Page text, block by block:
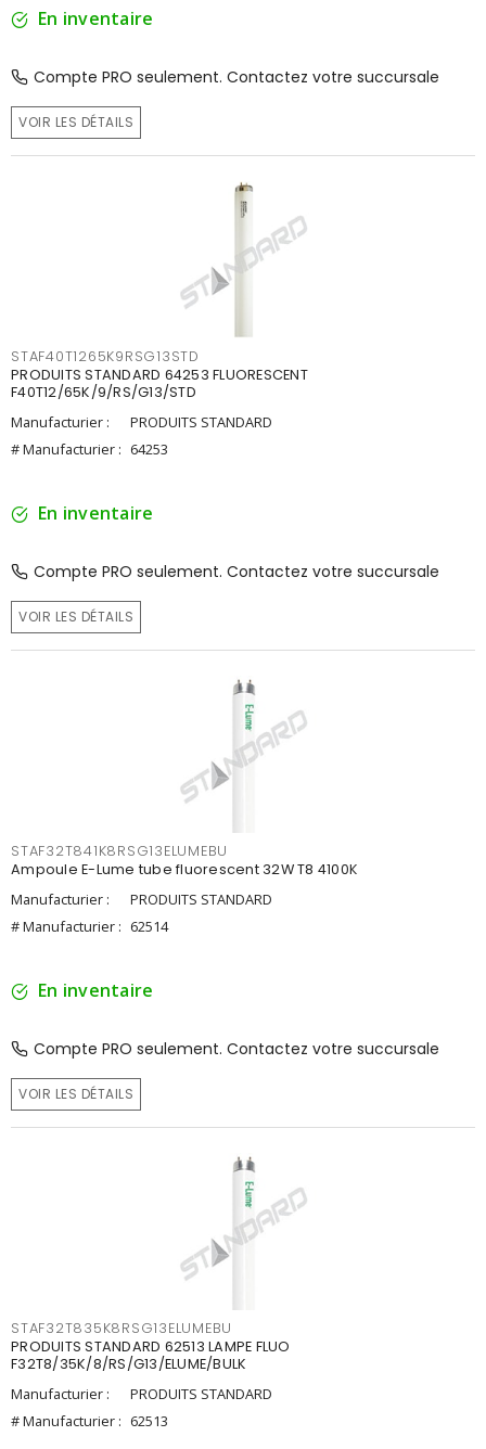
En inventaire
Compte PRO seulement. Contactez votre succursale
VOIR LES DÉTAILS
STAF40T1265K9RSG13STD
PRODUITS STANDARD 64253 FLUORESCENT
F40T12/65K/9/RS/G13/STD
Manufacturier :
PRODUITS STANDARD
# Manufacturier : 64253
En inventaire
Compte PRO seulement. Contactez votre succursale
VOIR LES DÉTAILS
STAF32T841K8RSG13ELUMEBU
Ampoule E-Lume tube fluorescent 32W T8 4100K
Manufacturier :
PRODUITS STANDARD
# Manufacturier : 62514
En inventaire
Compte PRO seulement. Contactez votre succursale
VOIR LES DÉTAILS
STAF32T835K8RSG13ELUMEBU
PRODUITS STANDARD 62513 LAMPE FLUO
F32T8/35K/8/RS/G13/ELUME/BULK
Manufacturier :
PRODUITS STANDARD
# Manufacturier : 62513